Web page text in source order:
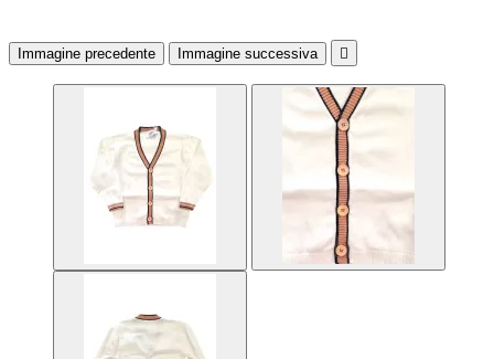
Immagine precedente Immagine successiva 